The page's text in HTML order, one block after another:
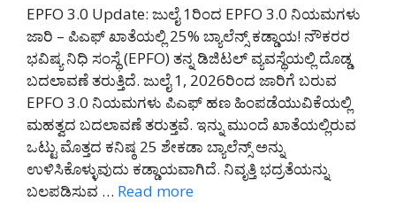
EPFO 3.0 Update: ಜುಲೈ 1ರಿಂದ EPFO 3.0 ನಿಯಮಗಳು
ಜಾರಿ – ಪಿಎಫ್ ಖಾತೆಯಲ್ಲಿ 25% ಬ್ಯಾಲೆನ್ಸ್ ಕಡ್ಡಾಯ! ನೌಕರರ
ಭವಿಷ್ಯ ನಿಧಿ ಸಂಸ್ಥೆ (EPFO) ತನ್ನ ಡಿಜಿಟಲ್ ವ್ಯವಸ್ಥೆಯಲ್ಲಿ ದೊಡ್ಡ
ಬದಲಾವಣೆ ತರುತ್ತಿದೆ. ಜುಲೈ 1, 2026ರಿಂದ ಜಾರಿಗೆ ಬರುವ
EPFO 3.0 ನಿಯಮಗಳು ಪಿಎಫ್ ಹಣ ಹಿಂಪಡೆಯುವಿಕೆಯಲ್ಲಿ
ಮಹತ್ವದ ಬದಲಾವಣೆ ತರುತ್ತವೆ. ಇನ್ನು ಮುಂದೆ ಖಾತೆಯಲ್ಲಿರುವ
ಒಟ್ಟು ಮೊತ್ತದ ಕನಿಷ್ಠ 25 ಶೇಕಡಾ ಬ್ಯಾಲೆನ್ಸ್ ಅನ್ನು
ಉಳಿಸಿಕೊಳ್ಳುವುದು ಕಡ್ಡಾಯವಾಗಿದೆ. ನಿವೃತ್ತಿ ಭದ್ರತೆಯನ್ನು
ಬಲಪಡಿಸುವ … Read more